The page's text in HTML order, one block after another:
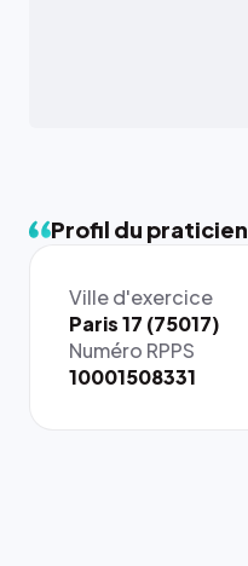
Profil du praticien
Ville d'exercice
Paris 17 (75017)
Numéro RPPS
10001508331
{# 40×40
: la taille
rendue par
`.profile-